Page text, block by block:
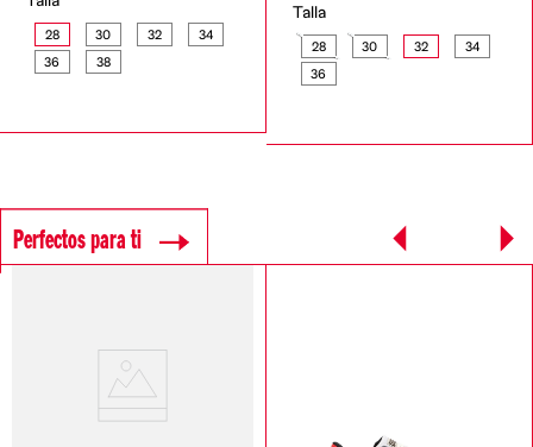
28 30 32
34
36
38
Talla
28 30 32
34
36
Perfectos para ti